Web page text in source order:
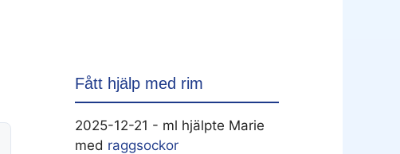
Fått hjälp med rim
2025-12-21 - ml hjälpte Marie
med raggsockor